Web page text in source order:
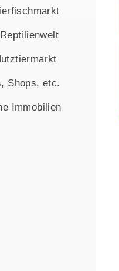
Shops, etc.
Immobilien